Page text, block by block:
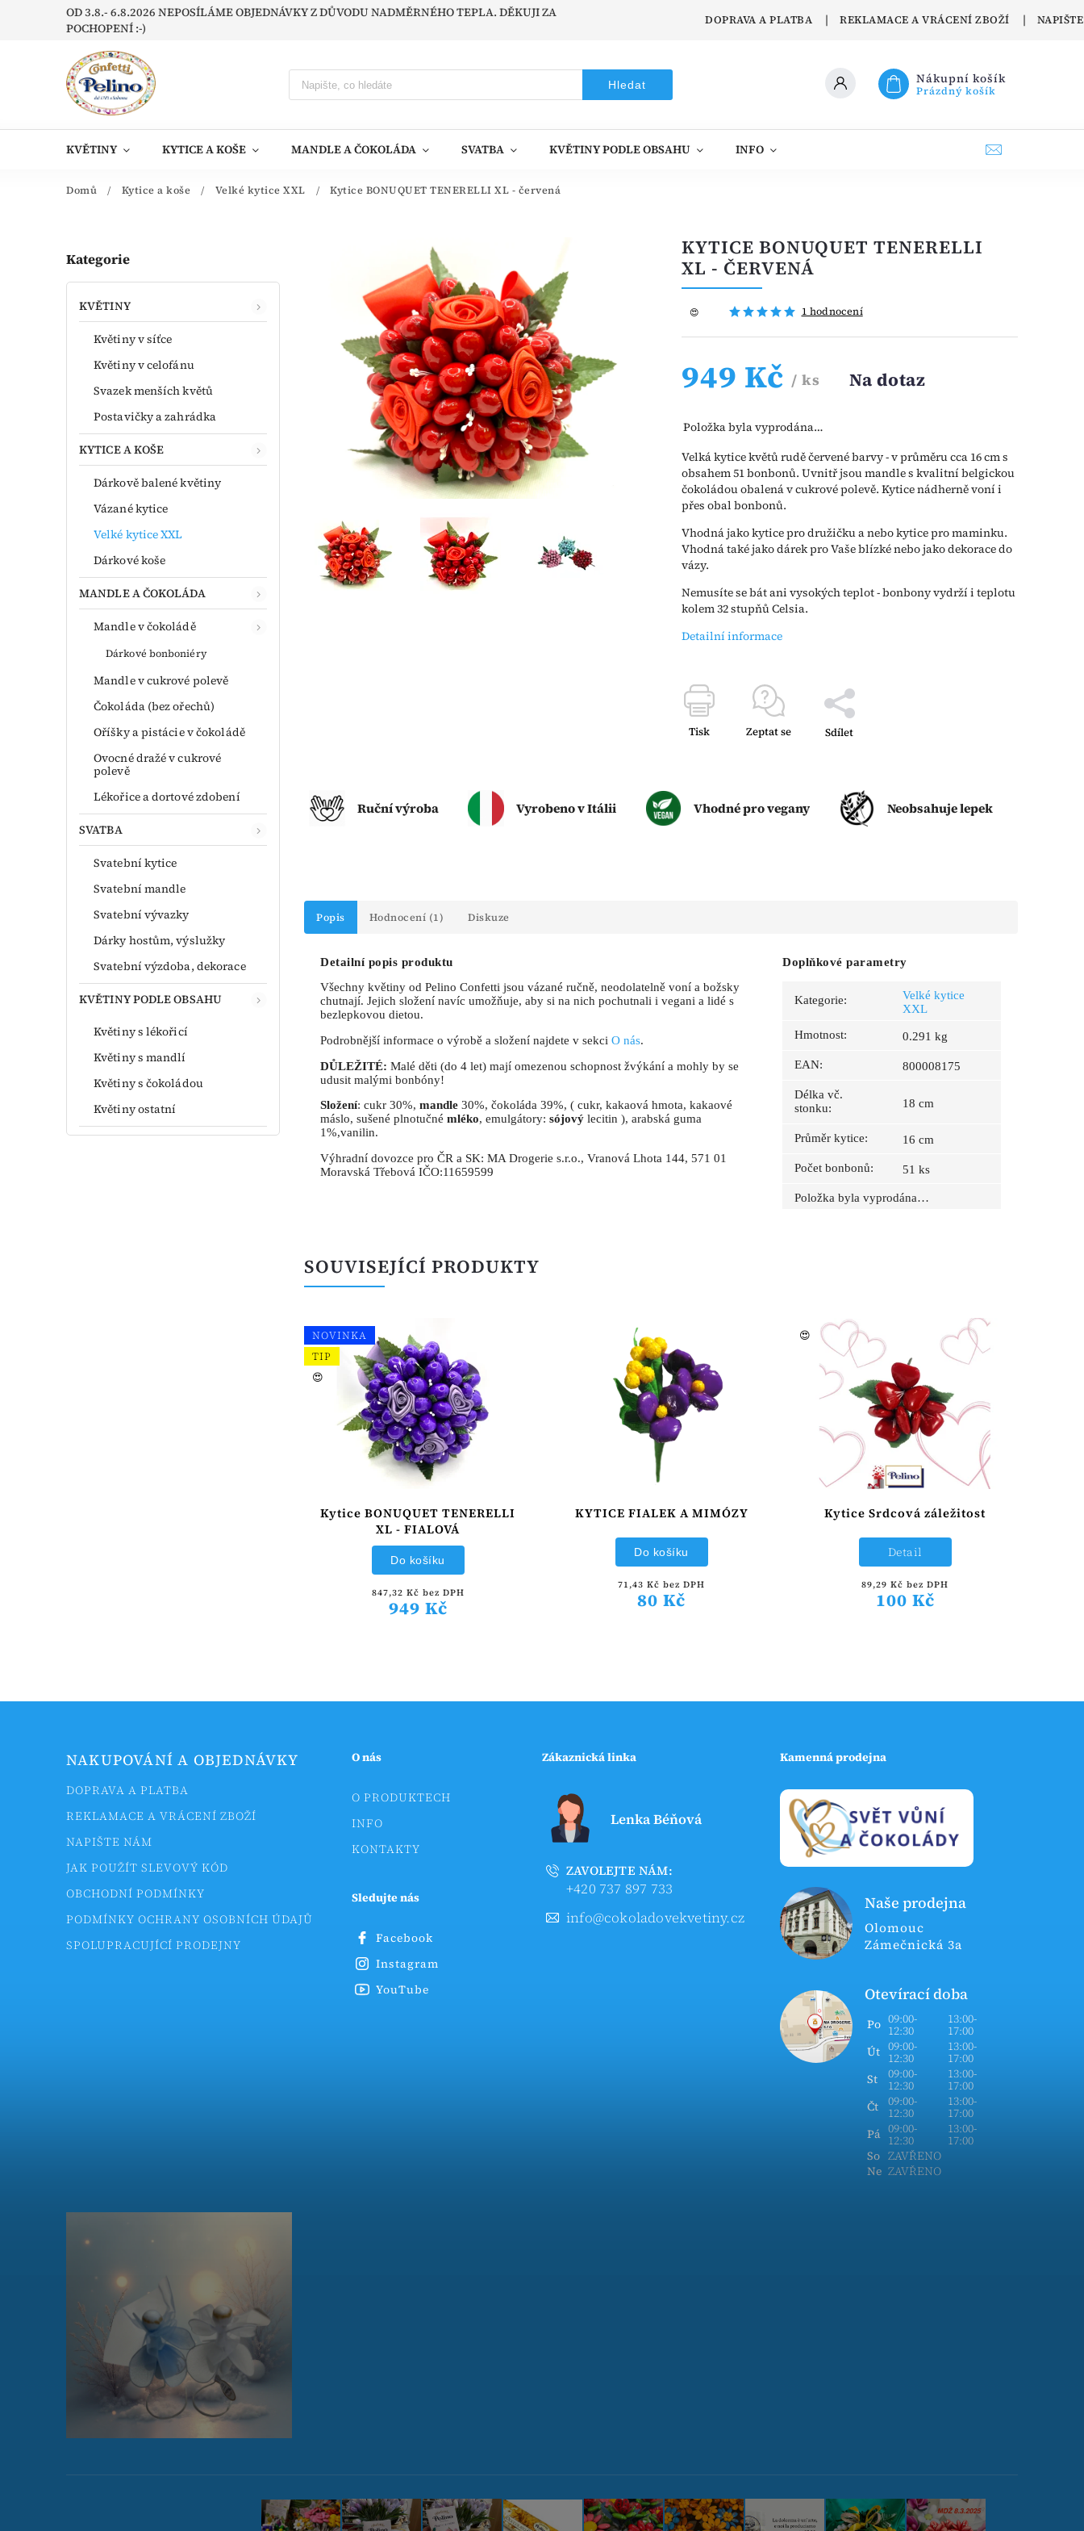
OD 3.8.- 6.8.2026 NEPOSÍLÁME OBJEDNÁVKY Z DŮVODU NADMĚRNÉHO TEPLA. DĚKUJI ZA
POCHOPENÍ :-)
DOPRAVA A PLATBA REKLAMACE A VRÁCENÍ ZBOŽÍ
Hledat Nákupní košík
Prázdný košík
KVĚTINY KYTICE A KOŠE MANDLE A ČOKOLÁDA SVATBA KVĚTINY PODLE OBSAHU INFO KONTAKTY
Domů / Kytice a koše / Velké kytice XXL / Kytice BONUQUET TENERELLI XL - červená
Kategorie
KVĚTINY
Květiny v síťce
Květiny v celofánu
Svazek menších květů
Postavičky a zahrádka
KYTICE A KOŠE
Dárkově balené květiny
Vázané kytice
Velké kytice XXL
Dárkové koše
MANDLE A ČOKOLÁDA
Mandle v čokoládě
Dárkové bonboniéry
Mandle v cukrové polevě
Čokoláda (bez ořechů)
Oříšky a pistácie v čokoládě
Ovocné dražé v cukrové
polevě
Lékořice a dortové zdobení
SVATBA
Svatební kytice
Svatební mandle
Svatební vývazky
Dárky hostům, výslužky
Svatební výzdoba, dekorace
KVĚTINY PODLE OBSAHU
Květiny s lékořicí
Květiny s mandlí
Květiny s čokoládou
Květiny ostatní
KYTICE BONUQUET TENERELLI
XL - ČERVENÁ
😍 1 hodnocení
949 Kč / ks Na dotaz
Položka byla vyprodána…
Velká kytice květů rudě červené barvy - v průměru cca 16 cm s
obsahem 51 bonbonů. Uvnitř jsou mandle s kvalitní belgickou
čokoládou obalená v cukrové polevě. Kytice nádherně voní i
přes obal bonbonů.
Vhodná jako kytice pro družičku a nebo kytice pro maminku.
Vhodná také jako dárek pro Vaše blízké nebo jako dekorace do
vázy.
Nemusíte se bát ani vysokých teplot - bonbony vydrží i teplotu
kolem 32 stupňů Celsia.
Detailní informace
Tisk Zeptat se Sdílet
Ruční výroba Vyrobeno v Itálii Vhodné pro vegany Neobsahuje lepek
Popis Hodnocení (1) Diskuze
Detailní popis produktu
Všechny květiny od Pelino Confetti jsou vázané ručně, neodolatelně voní a božsky
chutnají. Jejich složení navíc umožňuje, aby si na nich pochutnali i vegani a lidé s
bezlepkovou dietou.
Podrobnější informace o výrobě a složení najdete v sekci O nás.
DŮLEŽITÉ: Malé děti (do 4 let) mají omezenou schopnost žvýkání a mohly by se
udusit malými bonbóny!
Složení: cukr 30%, mandle 30%, čokoláda 39%, ( cukr, kakaová hmota, kakaové
máslo, sušené plnotučné mléko, emulgátory: sójový lecitin ), arabská guma
1%,vanilin.
Výhradní dovozce pro ČR a SK: MA Drogerie s.r.o., Vranová Lhota 144, 571 01
Moravská Třebová IČO:11659599
Doplňkové parametry
Kategorie:
Velké kytice
XXL
Hmotnost: 0.291 kg
EAN: 800008175
Délka vč.
stonku: 18 cm
Průměr kytice: 16 cm
Počet bonbonů: 51 ks
Položka byla vyprodána…
SOUVISEJÍCÍ PRODUKTY
NOVINKA
TIP
😍
Kytice BONUQUET TENERELLI
XL - FIALOVÁ
847,32 Kč bez DPH
949 Kč
Do košíku
KYTICE FIALEK A MIMÓZY
71,43 Kč bez DPH
80 Kč
Do košíku
😍
Kytice Srdcová záležitost
89,29 Kč bez DPH
100 Kč
Detail
NAKUPOVÁNÍ A OBJEDNÁVKY
DOPRAVA A PLATBA
REKLAMACE A VRÁCENÍ ZBOŽÍ
NAPIŠTE NÁM
JAK POUŽÍT SLEVOVÝ KÓD
OBCHODNÍ PODMÍNKY
PODMÍNKY OCHRANY OSOBNÍCH ÚDAJŮ
SPOLUPRACUJÍCÍ PRODEJNY
O nás
O PRODUKTECH
INFO
KONTAKTY
Sledujte nás
Facebook
Instagram
YouTube
Zákaznická linka
Lenka Béňová
ZAVOLEJTE NÁM:
+420 737 897 733
info@cokoladovekvetiny.cz
Kamenná prodejna
Naše prodejna
Olomouc
Zámečnická 3a
Otevírací doba
Po 09:00-
12:30
13:00-
17:00
Út 09:00-
12:30
13:00-
17:00
St
09:00-
12:30
13:00-
17:00
Čt 09:00-
12:30
13:00-
17:00
Pá 09:00-
12:30
13:00-
17:00
So ZAVŘENO
Ne ZAVŘENO